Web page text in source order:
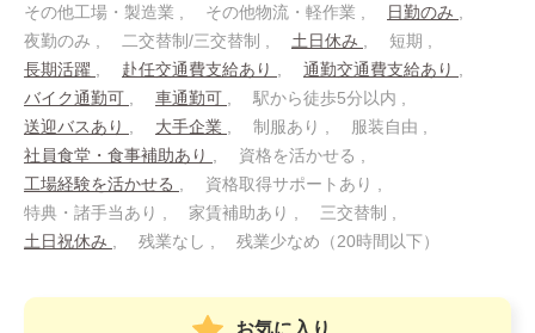
その他工場・製造業
その他物流・軽作業
日勤のみ
夜勤のみ
二交替制/三交替制 土日休み
短期
長期活躍
赴任交通費支給あり
通勤交通費支給あり
バイク通勤可
車通勤可
駅から徒歩5分以内
送迎バスあり
大手企業 制服あり
服装自由
社員食堂・食事補助あり
資格を活かせる
工場経験を活かせる
資格取得サポートあり
特典・諸手当あり
家賃補助あり
三交替制
土日祝休み
残業なし 残業少なめ（20時間以下）
お気に入り